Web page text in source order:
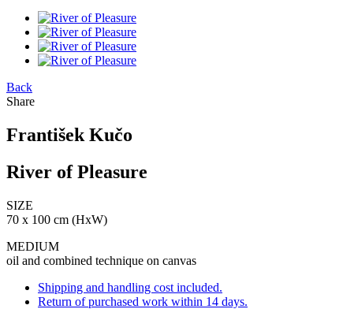
Back
Share
František Kučo
River of Pleasure
SIZE
70 x 100 cm (HxW)
MEDIUM
oil and combined technique on canvas
Shipping and handling cost included.
Return of purchased work within 14 days.